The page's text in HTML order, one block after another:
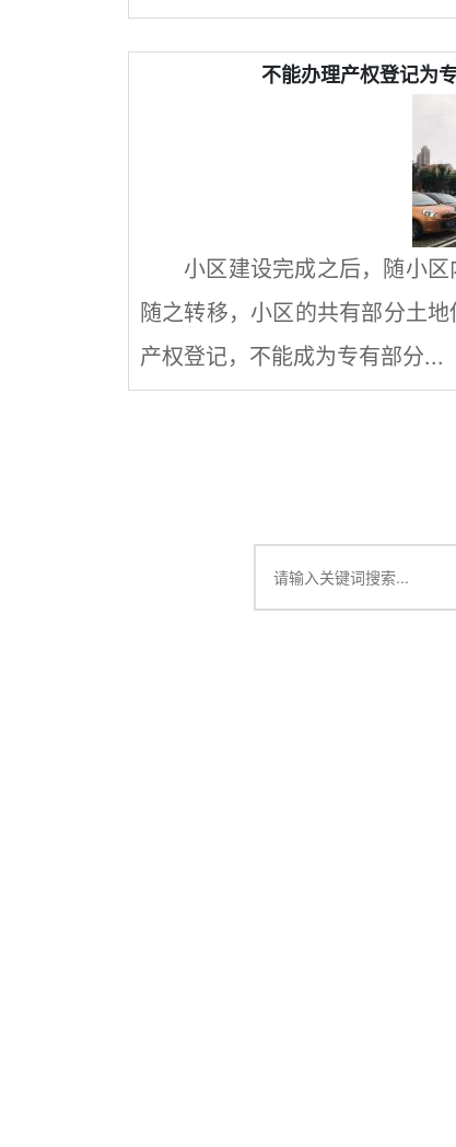
不能办理产权登记为
小区建设完成之后，随小
随之转移，小区的共有部分土
产权登记，不能成为专有部分...